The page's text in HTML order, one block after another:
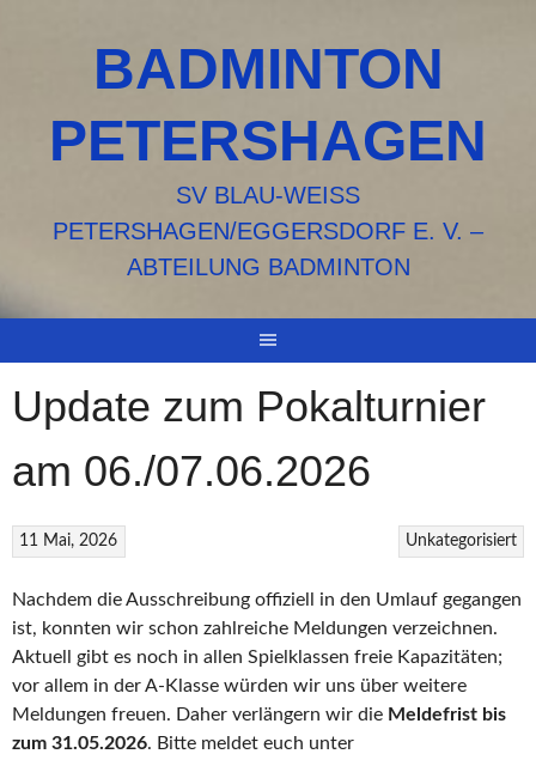
BADMINTON
PETERSHAGEN
SV BLAU-WEISS P
ETERSHAGEN/EGGERSDORF E. V. – A
BTEILUNG BADMINTON
Update zum Pokalturnier
am 06./07.06.2026
Unkategorisiert
11 Mai, 2026
Nachdem die Ausschreibung offiziell in den Umlauf gegangen
ist, konnten wir schon zahlreiche Meldungen verzeichnen.
Aktuell gibt es noch in allen Spielklassen freie Kapazitäten;
vor allem in der A-Klasse würden wir uns über weitere
Meldungen freuen. Daher verlängern wir die Meldefrist bis
zum 31.05.2026. Bitte meldet euch unter